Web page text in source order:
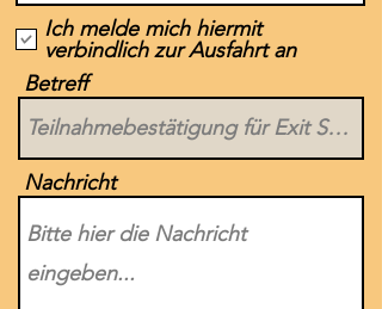
Ich melde mich hiermit
verbindlich zur Ausfahrt an
Betreff
Nachricht